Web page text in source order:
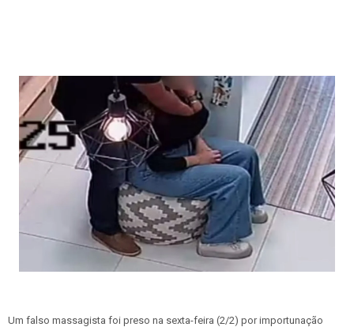
Um falso massagista foi preso na sexta-feira (2/2) por importunação